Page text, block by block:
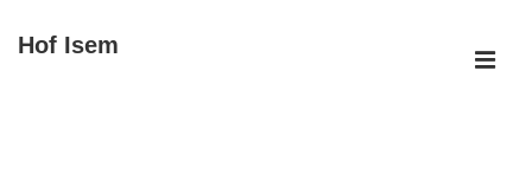
ZumHof Isem